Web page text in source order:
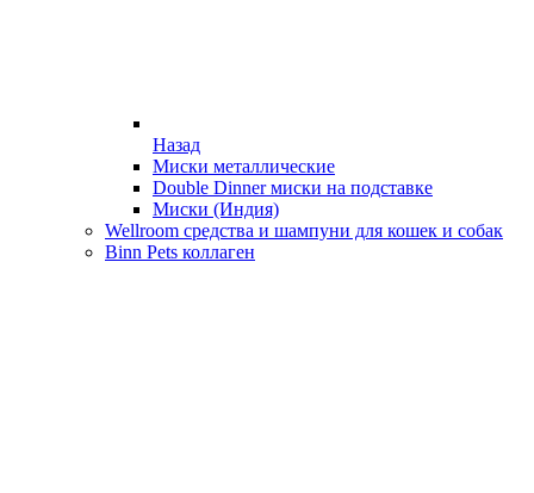
Назад
Миски металлические
Double Dinner миски на подставке
Миски (Индия)
Wellroom средства и шампуни для кошек и собак
Binn Pets коллаген